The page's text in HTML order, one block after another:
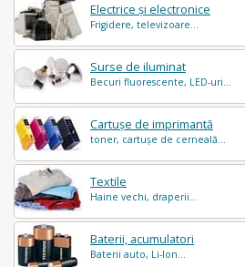
Electrice și electronice
Frigidere, televizoare...
Surse de iluminat
Becuri fluorescente, LED-uri...
Cartușe de imprimantă
toner, cartușe de cerneală...
Textile
Haine vechi, draperii...
Baterii, acumulatori
Baterii auto, Li-Ion...